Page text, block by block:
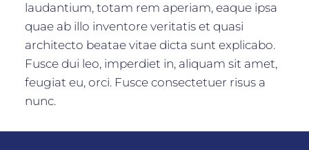
laudantium, totam rem aperiam, eaque ipsa
quae ab illo inventore veritatis et quasi
architecto beatae vitae dicta sunt explicabo.
Fusce dui leo, imperdiet in, aliquam sit amet,
feugiat eu, orci. Fusce consectetuer risus a
nunc.